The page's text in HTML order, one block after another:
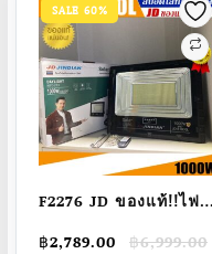
SALE 60%
F2276 JD ของแท้!!ไฟส
฿6,999.00
Original
฿2,789.00
Current